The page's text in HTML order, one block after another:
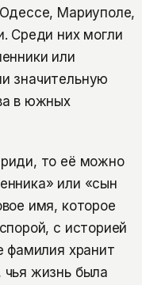
Мариуполе,
Среди них могли
или
значительную
в южных
то её можно
или «сын
имя, которое
с историей
фамилия хранит
жизнь была